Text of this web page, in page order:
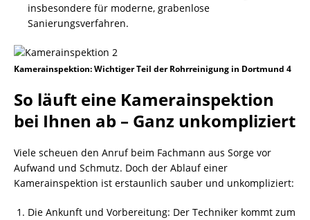
insbesondere für moderne, grabenlose
Sanierungsverfahren.
Kamerainspektion: Wichtiger Teil der Rohrreinigung in Dortmund 4
So läuft eine Kamerainspektion
bei Ihnen ab – Ganz unkompliziert
Viele scheuen den Anruf beim Fachmann aus Sorge vor
Aufwand und Schmutz. Doch der Ablauf einer
Kamerainspektion ist erstaunlich sauber und unkompliziert:
Die Ankunft und Vorbereitung: Der Techniker kommt zum